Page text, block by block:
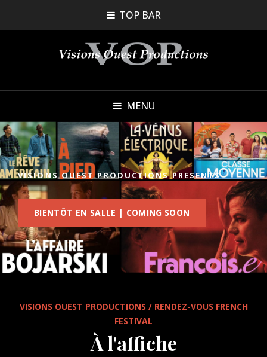
TOP BAR
MENU
VISIONS OUEST PRODUCTIONS PRESENTS
BIENTÔT EN SALLE | COMING SOON BIENTÔT
EN
SALLE
COMING
SOON
VISIONS OUEST PRODUCTIONS / RENDEZ-VOUS FRENCH
FESTIVAL
À l'affiche